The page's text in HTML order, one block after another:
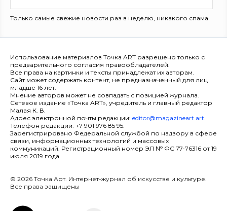
Только самые свежие новости раз в неделю, никакого спама
Использование материалов Точка ART разрешено только с
предварительного согласия правообладателей.
Все права на картинки и тексты принадлежат их авторам.
Сайт может содержать контент, не предназначенный для лиц
младше 16 лет.
Мнение авторов может не совпадать с позицией журнала.
Сетевое издание «Точка ART», учредитель и главный редактор
Малая К. В.
Адрес электронной почты редакции: editor@magazineart.art.
Телефон редакции: +7 901 976 85 95.
Зарегистрировано Федеральной службой по надзору в сфере
связи, информационных технологий и массовых
коммуникаций. Регистрационный номер ЭЛ № ФС 77-76316 от 19
июля 2019 года.
© 2026 Точка Арт. Интернет-журнал об искусстве и культуре.
Все права защищены